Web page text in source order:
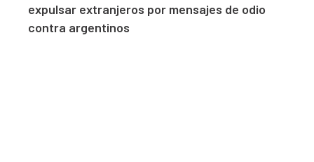
expulsar extranjeros por mensajes de odio
contra argentinos